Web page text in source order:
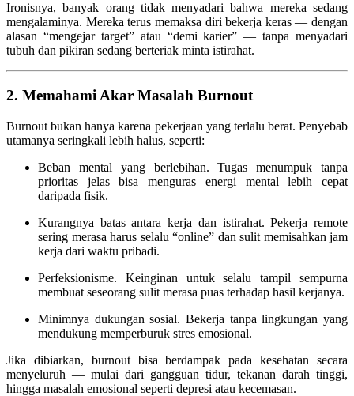
Ironisnya, banyak orang tidak menyadari bahwa mereka sedang
mengalaminya. Mereka terus memaksa diri bekerja keras — dengan
alasan “mengejar target” atau “demi karier” — tanpa menyadari
tubuh dan pikiran sedang berteriak minta istirahat.
2. Memahami Akar Masalah Burnout
Burnout bukan hanya karena pekerjaan yang terlalu berat. Penyebab
utamanya seringkali lebih halus, seperti:
Beban mental yang berlebihan. Tugas menumpuk tanpa
prioritas jelas bisa menguras energi mental lebih cepat
daripada fisik.
Kurangnya batas antara kerja dan istirahat. Pekerja remote
sering merasa harus selalu “online” dan sulit memisahkan jam
kerja dari waktu pribadi.
Perfeksionisme. Keinginan untuk selalu tampil sempurna
membuat seseorang sulit merasa puas terhadap hasil kerjanya.
Minimnya dukungan sosial. Bekerja tanpa lingkungan yang
mendukung memperburuk stres emosional.
Jika dibiarkan, burnout bisa berdampak pada kesehatan secara
menyeluruh — mulai dari gangguan tidur, tekanan darah tinggi,
hingga masalah emosional seperti depresi atau kecemasan.